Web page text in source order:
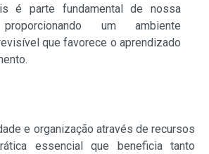
é parte fundamental de nossa
um ambiente
que favorece o aprendizado
e organização através de recursos
essencial que beneficia tanto